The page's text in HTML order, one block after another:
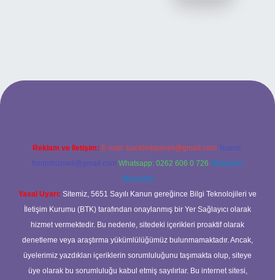
bahis sitesi
Reklam ve İletişim: E-mail: backlinkpaneli@gmail.com Teams:
forumhizmeti@gmail.com Whatsapp: 0262 606 0 726 Telegram:
@karabul
Yasal Uyarı: Sitemiz, 5651 Sayılı Kanun gereğince Bilgi Teknolojileri ve
İletişim Kurumu (BTK) tarafından onaylanmış bir Yer Sağlayıcı olarak
hizmet vermektedir. Bu nedenle, sitedeki içerikleri proaktif olarak
denetleme veya araştırma yükümlülüğümüz bulunmamaktadır. Ancak,
üyelerimiz yazdıkları içeriklerin sorumluluğunu taşımakta olup, siteye
üye olarak bu sorumluluğu kabul etmiş sayılırlar. Bu internet sitesi,